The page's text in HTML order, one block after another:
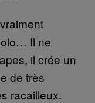
Il ne
il crée un
de très
racailleux.